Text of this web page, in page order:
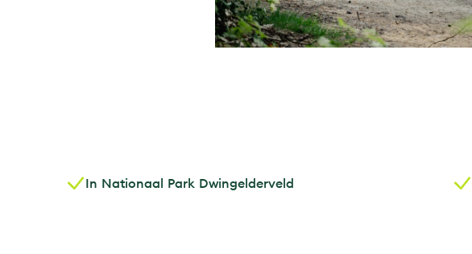
In Nationaal Park Dwingelderveld